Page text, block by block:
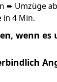
➨ Umzüge
in 4 Min.
wenn es